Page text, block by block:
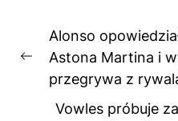
Навигация
по
записям
Previous
post:
Alonso
Astona Martina i
przegrywa z
Vowles próbuje